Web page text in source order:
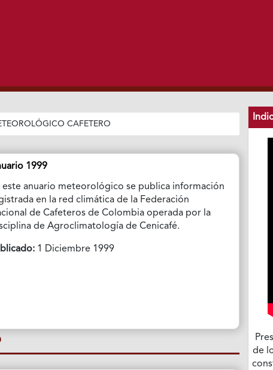
CAFETERO
1999
este anuario meteorológico se publica información
en la red climática de la Federación
de Cafeteros de Colombia operada por la
de Agroclimatología de Cenicafé.
1 Diciembre 1999
de